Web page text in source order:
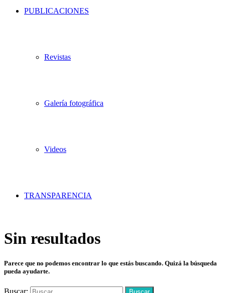
PUBLICACIONES
Revistas
Galería fotográfica
Videos
TRANSPARENCIA
Sin resultados
Parece que no podemos encontrar lo que estás buscando. Quizá la búsqueda
pueda ayudarte.
Buscar: